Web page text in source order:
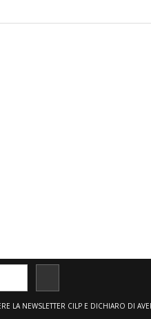
LA NEWSLETTER CILP E DICHIARO DI